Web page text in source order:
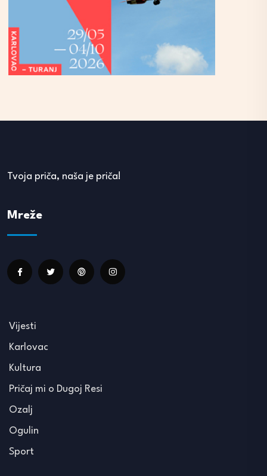
Tvoja priča, naša je priča!
Mreže
Vijesti
Karlovac
Kultura
Pričaj mi o Dugoj Resi
Ozalj
Ogulin
Sport